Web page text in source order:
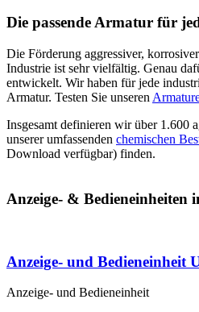
Die passende Armatur für
Die Förderung aggressiver,
Industrie ist sehr vielfältig. Genau
entwickelt. Wir haben für jede
Armatur. Testen Sie unseren
Insgesamt definieren wir über 1.600
unserer umfassenden chemischen
Download verfügbar) finden.
Anzeige- & Bedieneinheiten
Anzeige- und Bedieneinheit
Anzeige- und Bedieneinheit